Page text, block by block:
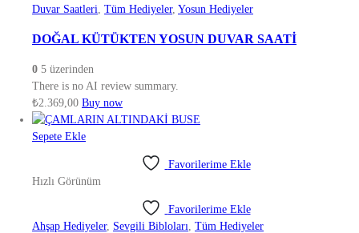
Duvar Saatleri, Tüm Hediyeler, Yosun Hediyeler
DOĞAL KÜTÜKTEN YOSUN DUVAR SAATİ
0 5 üzerinden
There is no AI review summary.
₺2.369,00 Buy now
Sepete Ekle
Favorilerime Ekle
Hızlı Görünüm
Favorilerime Ekle
Ahşap Hediyeler, Sevgili Bibloları Tüm Hediyeler